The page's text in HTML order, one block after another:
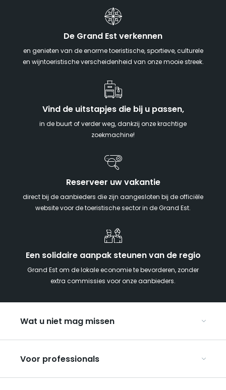
De Grand Est verkennen
en genieten van de enorme toeristische, sportieve, culturele
en wijntoeristische verscheidenheid van onze mooie streek.
Vind de uitstapjes die bij u passen,
in de buurt of verder weg, dankzij onze krachtige
zoekmachine!
Reserveer uw vakantie
direct bij de aanbieders die zijn aangesloten bij de officiële
website voor de toeristische sector in de Grand Est.
Een solidaire aanpak steunen van de regio
Grand Est om de lokale economie te bevorderen, zonder
extra commissies voor onze aanbieders.
Wat u niet mag missen
Met z’n tweeën
Kerst in Oost-Frankrijk
Voor professionals